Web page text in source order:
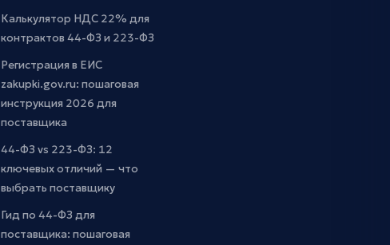
Калькулятор НДС 22% для
контрактов 44-ФЗ и 223-ФЗ
Регистрация в ЕИС
zakupki.gov.ru: пошаговая
инструкция 2026 для
поставщика
44-ФЗ vs 223-ФЗ: 12
ключевых отличий — что
выбрать поставщику
Гид по 44-ФЗ для
поставщика: пошаговая